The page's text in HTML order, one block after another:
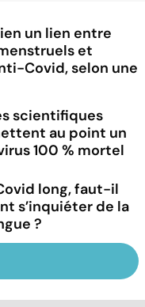
un lien entre
et
Covid, selon une
scientifiques
au point un
100 % mortel
long, faut-il
s’inquiéter de la
?